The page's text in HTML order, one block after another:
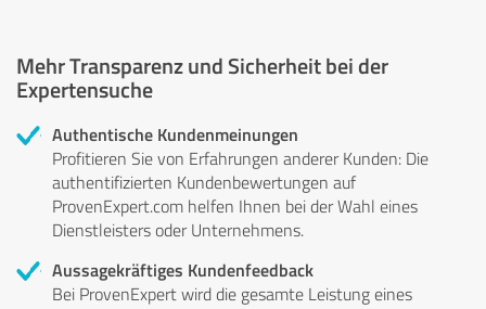
Mehr Transparenz und Sicherheit bei der
Expertensuche
Authentische Kundenmeinungen
Profitieren Sie von Erfahrungen anderer Kunden: Die
authentifizierten Kundenbewertungen auf
ProvenExpert.com helfen Ihnen bei der Wahl eines
Dienstleisters oder Unternehmens.
Aussagekräftiges Kundenfeedback
Bei ProvenExpert wird die gesamte Leistung eines